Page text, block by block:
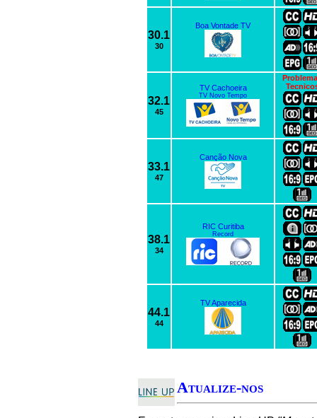
30.1
30
Boa Vontade TV
32.1
45
TV Cachoeira
TV Novo Tempo
33.1
47
Canção Nova
38.1
34
RIC Curitiba
Record
44.1
44
TV Aparecida
Atualize-nos